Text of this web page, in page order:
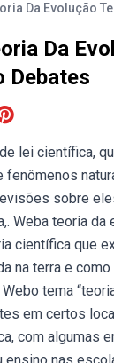
Da Evolução
Da
Debates
lei científica,
fenômenos
sobre
Weba teoria da
científica que
na terra e como
tema
em certos
com algumas